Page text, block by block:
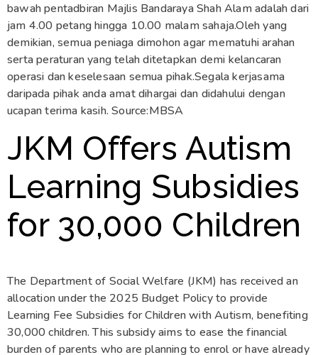
bawah pentadbiran Majlis Bandaraya Shah Alam adalah dari
jam 4.00 petang hingga 10.00 malam sahaja.Oleh yang
demikian, semua peniaga dimohon agar mematuhi arahan
serta peraturan yang telah ditetapkan demi kelancaran
operasi dan keselesaan semua pihak.Segala kerjasama
daripada pihak anda amat dihargai dan didahului dengan
ucapan terima kasih. Source:MBSA
JKM Offers Autism
Learning Subsidies
for 30,000 Children
The Department of Social Welfare (JKM) has received an
allocation under the 2025 Budget Policy to provide
Learning Fee Subsidies for Children with Autism, benefiting
30,000 children. This subsidy aims to ease the financial
burden of parents who are planning to enrol or have already